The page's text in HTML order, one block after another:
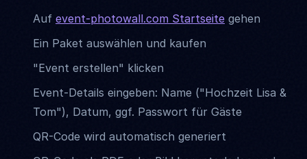
Auf event-photowall.com Startseite gehen
Ein Paket auswählen und kaufen
"Event erstellen" klicken
Event-Details eingeben: Name ("Hochzeit Lisa &
Tom"), Datum, ggf. Passwort für Gäste
QR-Code wird automatisch generiert